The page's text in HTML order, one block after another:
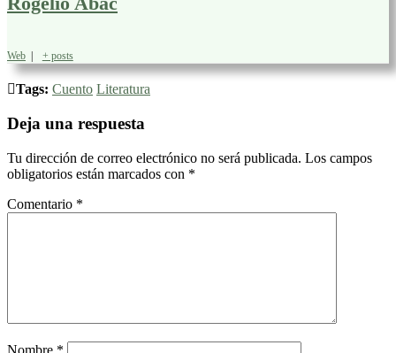
Web + posts
Tags: Cuento Literatura
Deja una respuesta
Tu dirección de correo electrónico no será publicada. Los campos
obligatorios están marcados con *
Comentario *
Nombre *